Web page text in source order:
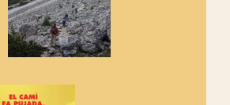
signen el
a favor dels Camins
te al manifest!